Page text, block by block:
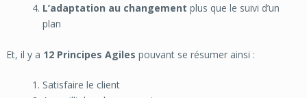
L’adaptation au changementplus que le suivi d’un
plan
Et, il y a 12 Principes Agiles pouvant se résumer ainsi :
Satisfaire le client